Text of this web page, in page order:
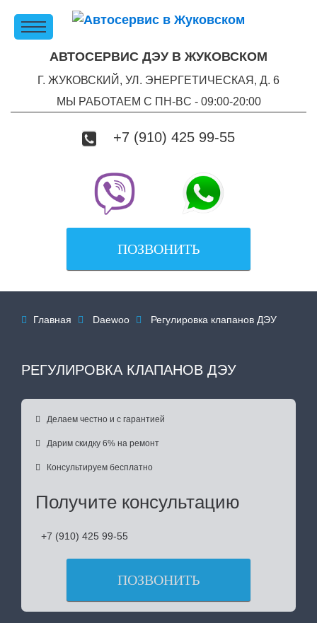
АВТОСЕРВИС ДЭУ В ЖУКОВСКОМ
Г. ЖУКОВСКИЙ, УЛ. ЭНЕРГЕТИЧЕСКАЯ, Д. 6
МЫ РАБОТАЕМ С ПН-ВC - 09:00-20:00
+7 (910) 425 99-55
ПОЗВОНИТЬ
 Главная  Daewoo  Регулировка клапанов ДЭУ
РЕГУЛИРОВКА КЛАПАНОВ ДЭУ
 Делаем честно и с гарантией
 Дарим скидку 6% на ремонт
 Консультируем бесплатно
Получите консультацию
+7 (910) 425 99-55
ПОЗВОНИТЬ